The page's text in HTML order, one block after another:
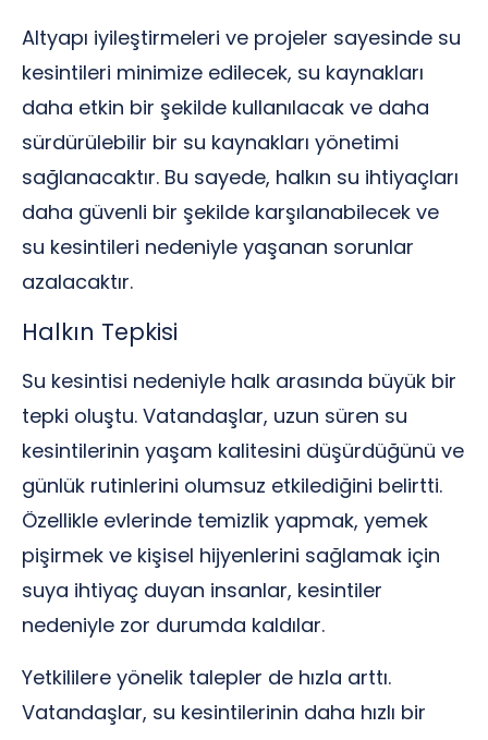
Altyapı iyileştirmeleri ve projeler sayesinde su
kesintileri minimize edilecek, su kaynakları
daha etkin bir şekilde kullanılacak ve daha
sürdürülebilir bir su kaynakları yönetimi
sağlanacaktır. Bu sayede, halkın su ihtiyaçları
daha güvenli bir şekilde karşılanabilecek ve
su kesintileri nedeniyle yaşanan sorunlar
azalacaktır.
Halkın Tepkisi
Su kesintisi nedeniyle halk arasında büyük bir
tepki oluştu. Vatandaşlar, uzun süren su
kesintilerinin yaşam kalitesini düşürdüğünü ve
günlük rutinlerini olumsuz etkilediğini belirtti.
Özellikle evlerinde temizlik yapmak, yemek
pişirmek ve kişisel hijyenlerini sağlamak için
suya ihtiyaç duyan insanlar, kesintiler
nedeniyle zor durumda kaldılar.
Yetkililere yönelik talepler de hızla arttı.
Vatandaşlar, su kesintilerinin daha hızlı bir